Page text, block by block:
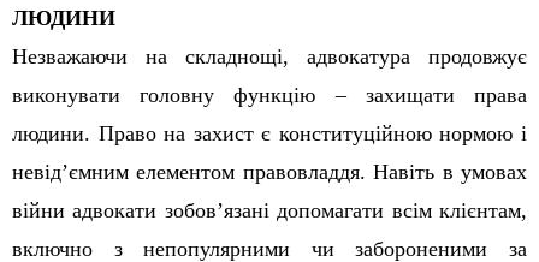
ЛЮДИНИ
Незважаючи на складнощі, адвокатура продовжує
виконувати головну функцію – захищати права
людини. Право на захист є конституційною нормою і
невід’ємним елементом правовладдя. Навіть в умовах
війни адвокати зобов’язані допомагати всім клієнтам,
включно з непопулярними чи забороненими за